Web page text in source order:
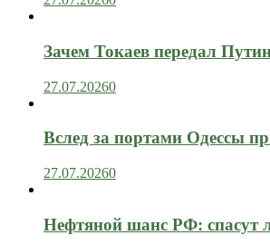
Зачем Токаев передал
27.07.20260
Вслед за портами Одессы
27.07.20260
Нефтяной шанс РФ: спасут